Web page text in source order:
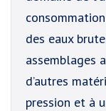
des eaux
assemblages
d’autres
pression et à